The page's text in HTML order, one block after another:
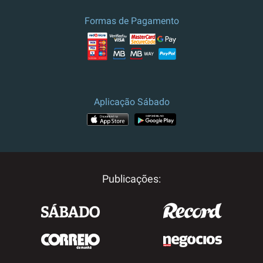
Preço e campanha válidos para
Portugal. Para outros destinos, por
favor contacte-nos.
Formas de Pagamento
Aplicação Sábado
Publicações: